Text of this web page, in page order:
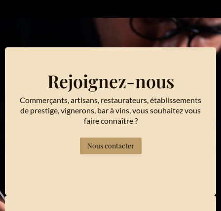
Rejoignez-nous
Commerçants, artisans, restaurateurs, établissements
de prestige, vignerons, bar à vins, vous souhaitez vous
faire connaître ?
Nous contacter